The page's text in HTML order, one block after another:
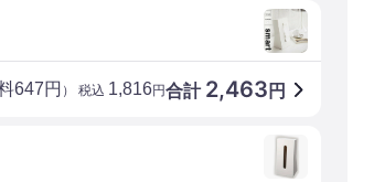
合計 2,463 円
647円 ） 税込 1,816円